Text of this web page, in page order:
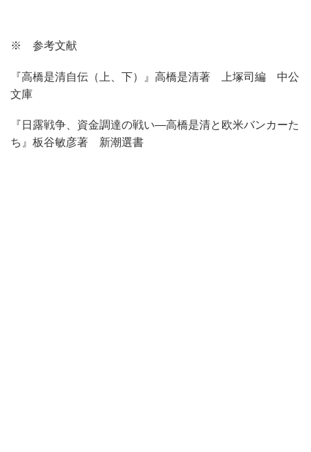
※ 参考文献
『高橋是清自伝（上、下）』高橋是清著 上塚司編 中公
文庫
『日露戦争、資金調達の戦い―高橋是清と欧米バンカーた
ち』 板谷敏彦著 新潮選書